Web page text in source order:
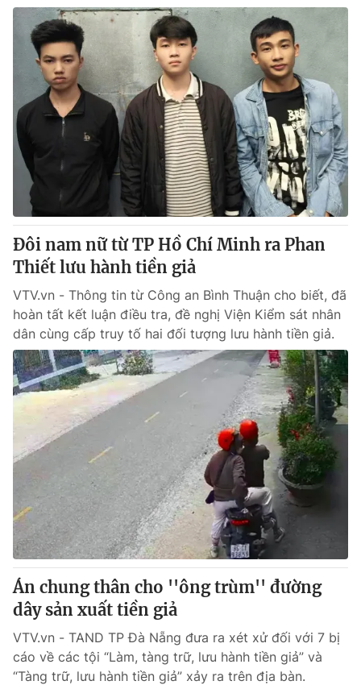
Video Shorts video
VTV Money VTV Thể thao
VTV Sức khoẻ Bất động sản
Thị trường 24h Tấm lòng Việt
VTV4 Vươn mình bằng AI
VTV9 VTV8
Liên hệ tòa soạn English
THỜI BÁO VTV
Theo dõi báo trên
Cơ quan chủ quản:
Đài Truyền hình Việt Nam
Cơ quan báo chí:
Thời báo VTV
Giấy phép hoạt động báo in và báo điện tử số 483/GP-BTTTT
cấp ngày 29/12/2023
Tổng Biên tập:Vũ Thanh Thủy
Phó Tổng Biên tập:Nguyễn Thị Mỹ Hạnh, Phạm Quốc Thắng,
Nguyễn Trọng Ninh
024.38 355 931 - 024.38 355 932
Ðiện thoại Thời báo VTV:024.66 897 897
Email: toasoan@vtv.vn
Đôi nam nữ từ TP Hồ Chí Minh ra Phan
Thiết lưu hành tiền giả
VTV.vn - Thông tin từ Công an Bình Thuận cho biết, đã
hoàn tất kết luận điều tra, đề nghị Viện Kiểm sát nhân
dân cùng cấp truy tố hai đối tượng lưu hành tiền giả.
Án chung thân cho ''ông trùm'' đường
dây sản xuất tiền giả
VTV.vn - TAND TP Đà Nẵng đưa ra xét xử đối với 7 bị
cáo về các tội “Làm, tàng trữ, lưu hành tiền giả” và
“Tàng trữ, lưu hành tiền giả” xảy ra trên địa bàn.